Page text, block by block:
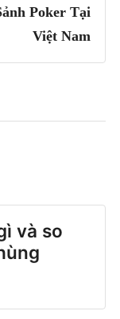
Poker Tại
Việt Nam
và so